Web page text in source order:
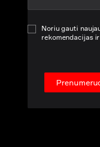
Noriu gauti
rekomendacijas